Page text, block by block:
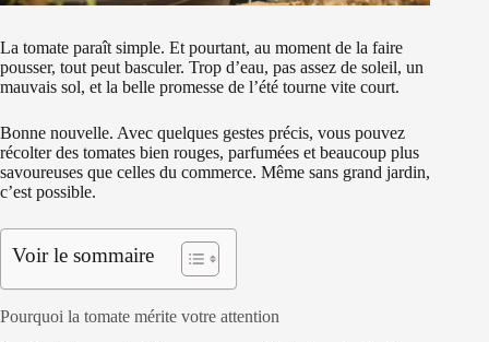
La tomate paraît simple. Et pourtant, au moment de la faire
pousser, tout peut basculer. Trop d’eau, pas assez de soleil, un
mauvais sol, et la belle promesse de l’été tourne vite court.
Bonne nouvelle. Avec quelques gestes précis, vous pouvez
récolter des tomates bien rouges, parfumées et beaucoup plus
savoureuses que celles du commerce. Même sans grand jardin,
c’est possible.
Voir le sommaire
Pourquoi la tomate mérite votre attention